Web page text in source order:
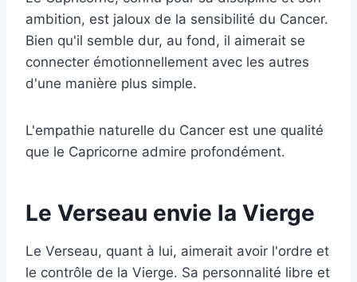
ambition, est jaloux de la sensibilité du Cancer.
Bien qu'il semble dur, au fond, il aimerait se
connecter émotionnellement avec les autres
d'une manière plus simple.
L'empathie naturelle du Cancer est une qualité
que le Capricorne admire profondément.
Le Verseau envie la Vierge
Le Verseau, quant à lui, aimerait avoir l'ordre et
le contrôle de la Vierge. Sa personnalité libre et